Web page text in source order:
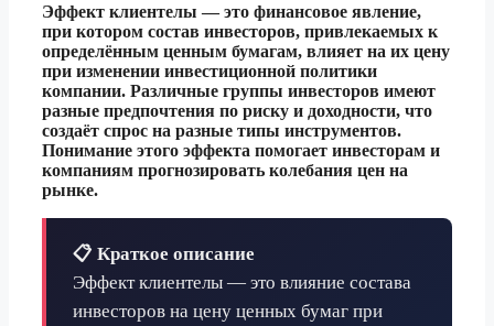
Эффект клиентелы — это финансовое явление,
при котором состав инвесторов, привлекаемых к
определённым ценным бумагам, влияет на их цену
при изменении инвестиционной политики
компании. Различные группы инвесторов имеют
разные предпочтения по риску и доходности, что
создаёт спрос на разные типы инструментов.
Понимание этого эффекта помогает инвесторам и
компаниям прогнозировать колебания цен на
рынке.
📋 Краткое описание
Эффект клиентелы — это влияние состава
инвесторов на цену ценных бумаг при